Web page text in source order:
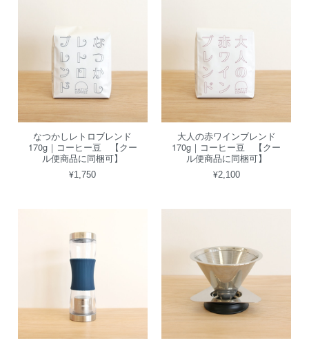
なつかしレトロブレンド
170g｜コーヒー豆 【クー
ル便商品に同梱可】
¥1,750
大人の赤ワインブレンド
170g｜コーヒー豆 【クー
ル便商品に同梱可】
¥2,100